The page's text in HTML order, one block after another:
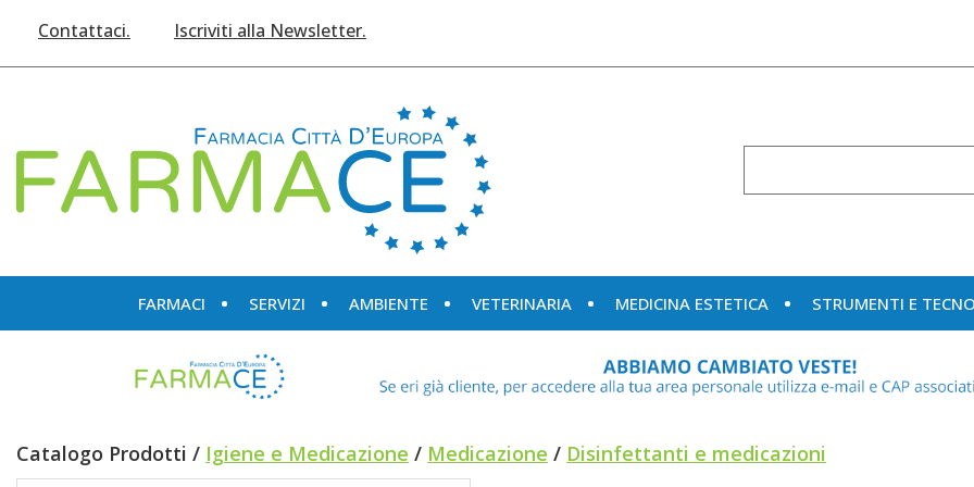
principale
Contattaci. Iscriviti alla Newsletter.
FARMACI SERVIZI AMBIENTE VETERINARIA MEDICINA ESTETICA STRUMENTI E
Catalogo Prodotti / Igiene e Medicazione / Medicazione / Disinfettanti e medicazioni